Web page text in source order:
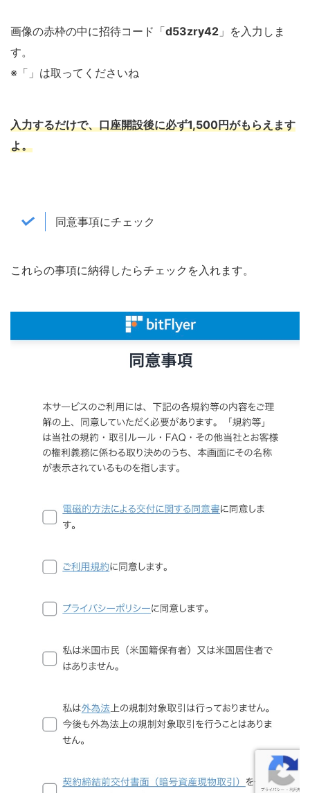
画像の赤枠の中に招待コード「d53zry42 」を入力しま
す。
※「」は取ってくださいね
入力するだけで、口座開設後に必ず1,500円がもらえます
よ。
同意事項にチェック
これらの事項に納得したらチェックを入れます。